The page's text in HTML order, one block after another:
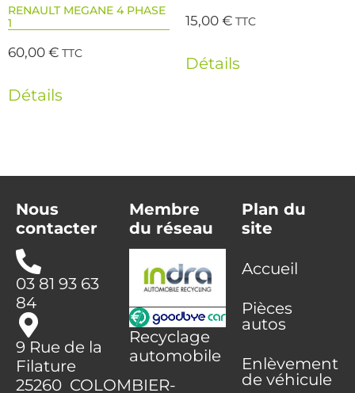
RENAULT MEGANE 4 PHASE
1
60,00€ TTC
Détails
15,00€ TTC
Détails
Nous
contacter
03 81 93 63
84
9 Rue de la
Filature
25260 COLOMBIER-
Membre
du réseau
Recyclage
automobile
Plan du
site
Accueil
Pièces
autos
Enlèvement
de véhicule